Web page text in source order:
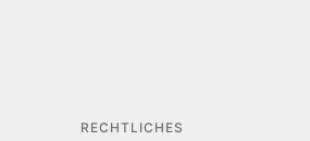
RECHTLICHES